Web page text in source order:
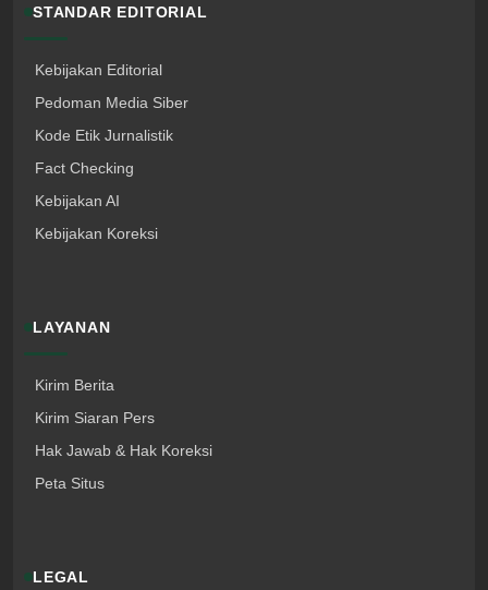
STANDAR EDITORIAL
Kebijakan Editorial
Pedoman Media Siber
Kode Etik Jurnalistik
Fact Checking
Kebijakan AI
Kebijakan Koreksi
LAYANAN
Kirim Berita
Kirim Siaran Pers
Hak Jawab & Hak Koreksi
Peta Situs
LEGAL